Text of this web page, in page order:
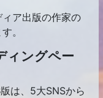
ア出版の作家の
。
ィングペー
は、5大SNSから